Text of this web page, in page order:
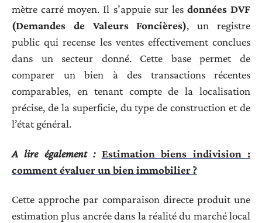
mètre carré moyen. Il s’appuie sur les données DVF
(Demandes de Valeurs Foncières), un registre
public qui recense les ventes effectivement conclues
dans un secteur donné. Cette base permet de
comparer un bien à des transactions récentes
comparables, en tenant compte de la localisation
précise, de la superficie, du type de construction et de
l’état général.
A lire également : Estimation biens indivision :
comment évaluer un bien immobilier ?
Cette approche par comparaison directe produit une
estimation plus ancrée dans la réalité du marché local